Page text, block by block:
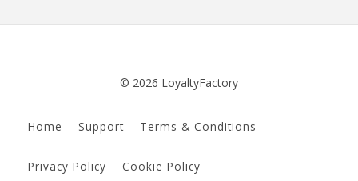
© 2026 LoyaltyFactory
Home Support Terms & Conditions
Privacy Policy Cookie Policy